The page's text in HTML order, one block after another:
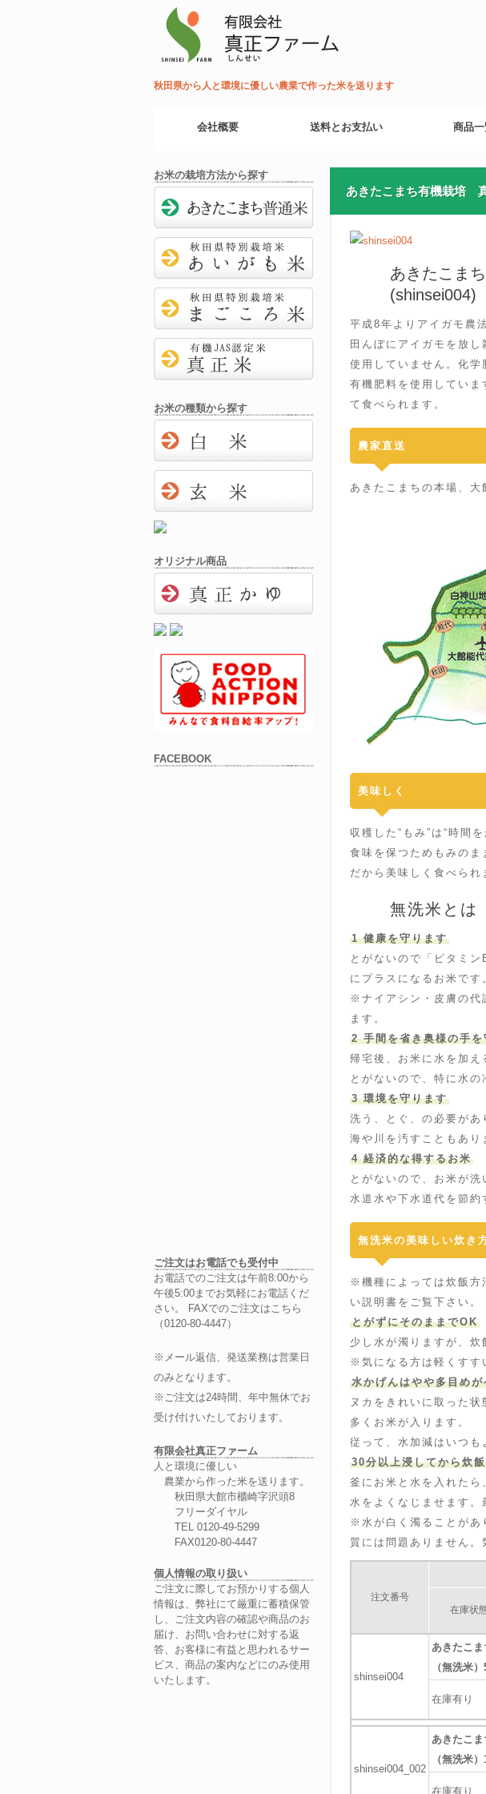
秋田県から人と環境に優しい農業で作った米を送ります
会社概要 送料とお支払い 商品
お米の栽培方法から探す
お米の種類から探す
オリジナル商品
FACEBOOK
ご注文はお電話でも受付中
お電話でのご注文は午前8:00から
午後5:00までお気軽にお電話くだ
さい。 FAXでのご注文はこちら
（0120-80-4447）
※メール返信、発送業務は営業日
のみとなります。
※ご注文は24時間、年中無休でお
受け付けいたしております。
有限会社真正ファーム
人と環境に優しい
農業から作った米を送ります。
秋田県大館市櫃崎字沢頭8
フリーダイヤル
TEL 0120-49-5299
FAX0120-80-4447
個人情報の取り扱い
ご注文に際してお預かりする個人
情報は、弊社にて厳重に蓄積保管
し、ご注文内容の確認や商品のお
届け、お問い合わせに対する返
答、お客様に有益と思われるサー
ビス、商品の案内などにのみ使用
いたします。
あきたこまち有機栽培
あきたこま
(shinsei004)
平成8年よりアイガモ農
田んぼにアイガモを放
使用していません。化学
有機肥料を使用していま
て食べられます。
農家直送
あきたこまちの本場、大
美味しく
収穫した“もみ”は“時間
食味を保つためもみのま
だから美味しく食べられ
無洗米とは
1 健康を守ります
とがないので「ビタミ
にプラスになるお米です
※ナイアシン・皮膚の代
ます。
2 手間を省き奥様の手を
帰宅後、お米に水を加え
とがないので、特に水の
3 環境を守ります
洗う、とぐ、の必要があ
海や川を汚すこともあり
4 経済的な得するお米
とがないので、お米が洗
水道水や下水道代を節約
無洗米の美味しい炊き
※機種によっては炊飯方
い説明書をご覧下さい。
とがずにそのままでOK
少し水が濁りますが、炊
※気になる方は軽くすす
水かげんはやや多目め
ヌカをきれいに取った
多くお米が入ります。
従って、水加減はいつも
30分以上浸してから炊飯
釜にお米と水を入れたら
水をよくなじませます。
※水が白く濁ることがあ
質には問題ありません。
注文番号
在庫状
shinsei004
あきたこ
（無洗米
在庫有り
shinsei004_002
あきたこ
（無洗米
在庫有り